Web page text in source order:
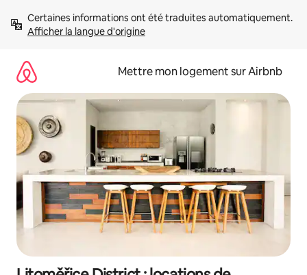
directement
Afficher la langue d'origine
Mettre mon logement sur Airbnb